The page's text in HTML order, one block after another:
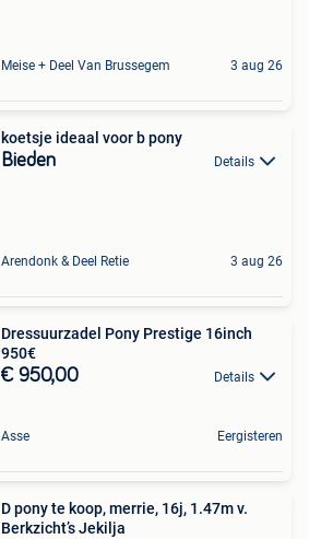
Meise + Deel Van Brussegem 3 aug 26
koetsje ideaal voor b pony
Bieden Details
Arendonk & Deel Retie 3 aug 26
Dressuurzadel Pony Prestige 16inch
950€
€ 950,00 Details
Asse Eergisteren
D pony te koop, merrie, 16j, 1.47m v.
Berkzicht’s Jekilja